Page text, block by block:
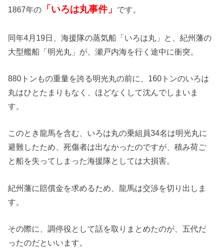
1867年の
「いろは丸事件」 です。
同年4月19日、海援隊の蒸気船「いろは丸」と、紀州藩の
大型艦船「明光丸」が、瀬戸内海を行く途中に衝突。
880トンもの重量を誇る明光丸の前に、160トンのいろは
丸はひとたまりもなく、ほどなくして沈んでしまいま
す。
このとき龍馬を含む、いろは丸の乗組員34名は明光丸に
避難したため、死傷者は出なかったのですが、積み荷ご
と船を失ってしまった海援隊としては大損害。
紀州藩に賠償金を求めるため、龍馬は交渉を切り出しま
す。
その際に、調停役として話を取りまとめたのが、五代だ
ったのだといいます。